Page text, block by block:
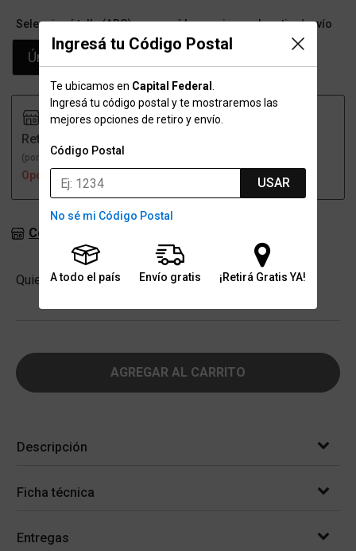
Ingresá tu Código Postal
Te ubicamos en Capital Federal
Ingresá tu código postal y te mostraremos las
mejores opciones de retiro y envío.
Código Postal
USAR
No sé mi Código Postal
A todo el país Envío gratis ¡Retirá Gratis YA!
Seleccioná talle (ARG) y conocé las opciones de retiro/envío
Único
Retiro
(por una sucursal)
Opción no disponible Opción no disponible
Consultar stock en sucursales
Quiero -
Cantidad +
AGREGAR AL CARRITO
Descripción
Ficha técnica
Entregas